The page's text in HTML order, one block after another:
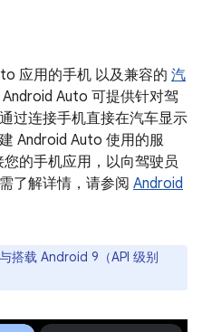
应用的手机 以及兼容的 汽
Android Auto 可提供针对驾
过连接手机直接在汽车显示
Android Auto 使用的服
的手机应用，以向驾驶员
了解详情，请参阅 Android
搭载 Android 9（API 级别